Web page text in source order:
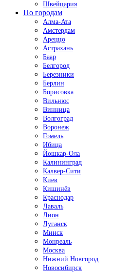
Швейцария
По городам
Алма-Ата
Амстердам
Ареццо
Астрахань
Баар
Белгород
Березники
Берлин
Борисовка
Вильнюс
Винница
Волгоград
Воронеж
Гомель
Ибица
Йошкар-Ола
Калининград
Калвер-Сити
Киев
Кишинёв
Краснодар
Лаваль
Лион
Луганск
Минск
Монреаль
Москва
Нижний Новгород
Новосибирск